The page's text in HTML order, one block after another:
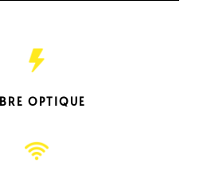
OPTIQUE